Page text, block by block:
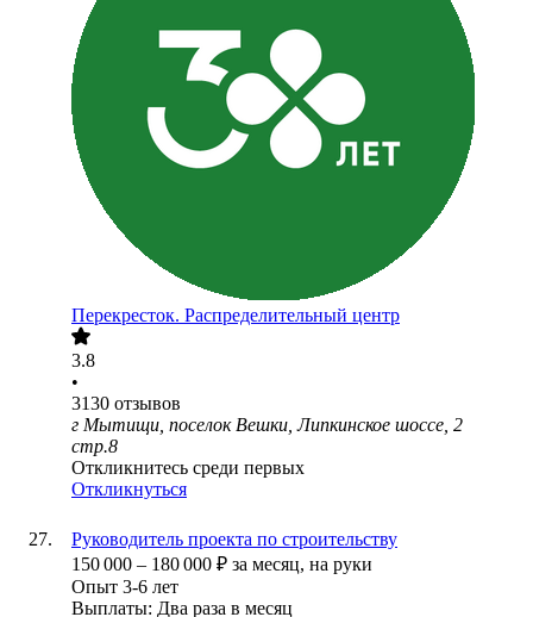
Перекресток. Распределительный центр
3.8
•
3130 отзывов
г Мытищи, поселок Вешки, Липкинское шоссе, 2
стр.8
Откликнитесь среди первых
Откликнуться
Руководитель проекта по строительству
150 000 – 180 000 ₽ за месяц, на руки
Опыт 3-6 лет
Выплаты: Два раза в месяц